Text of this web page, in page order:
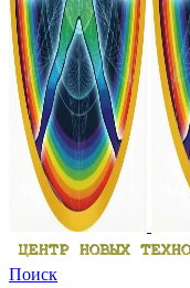
Поиск